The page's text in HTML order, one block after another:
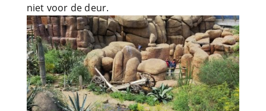
niet voor de deur.